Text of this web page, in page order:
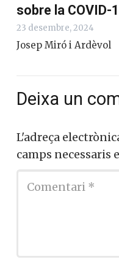
sobre la COVID-
23 desembre, 2024
Josep Miró i Ardèvol
Deixa un
L'adreça
camps necessaris